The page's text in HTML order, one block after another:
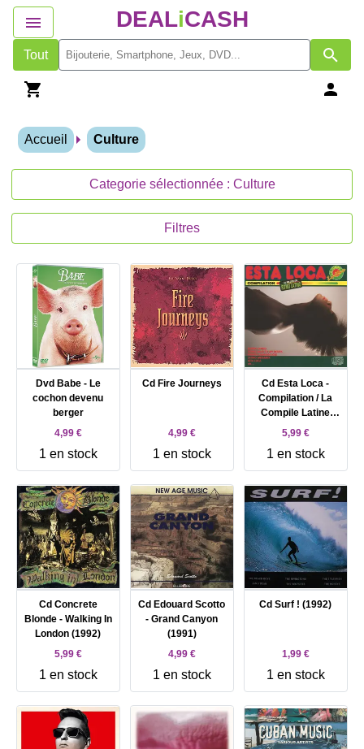
DEALiCASH
Tout
Accueil Culture
Categorie sélectionnée : Culture
Filtres
Dvd Babe - Le
cochon devenu
berger
4,99 €
1 en stock
Cd Fire Journeys
4,99 €
1 en stock
Cd Esta Loca -
Compilation / La
Compile Latine
(1989)
5,99 €
1 en stock
Cd Concrete
Blonde - Walking In
London (1992)
5,99 €
1 en stock
Cd Edouard Scotto
- Grand Canyon
(1991)
4,99 €
1 en stock
Cd Surf ! (1992)
1,99 €
1 en stock